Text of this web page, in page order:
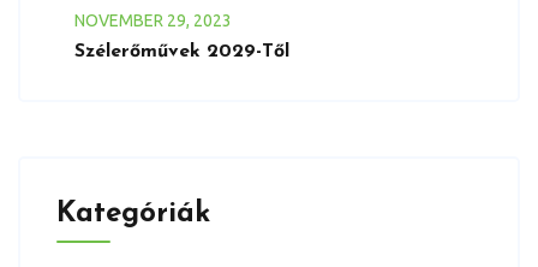
NOVEMBER 29, 2023
Szélerőművek 2029-Től
Kategóriák